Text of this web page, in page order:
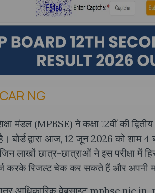
मंडल (MPBSE) ने कक्षा 12वीं की
बोर्ड द्वारा आज, 12 जून 2026 को शाम
लाखों छात्र-छात्राओं ने इस परीक्षा में
करके रिजल्ट चेक कर सकते हैं और अपनी
आधिकारिक वेबसाइट